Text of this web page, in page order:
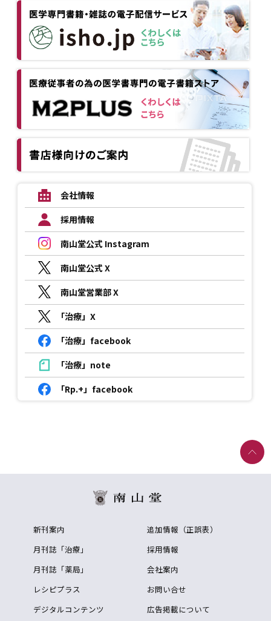
会社情報
採用情報
南山堂公式 Instagram
南山堂公式 X
南山堂営業部 X
「治療」X
「治療」facebook
「治療」note
「Rp.+」facebook
新刊案内
月刊誌「治療」
月刊誌「薬局」
レシピプラス
デジタルコンテンツ
追加情報（正誤表）
採用情報
会社案内
お問い合せ
広告掲載について